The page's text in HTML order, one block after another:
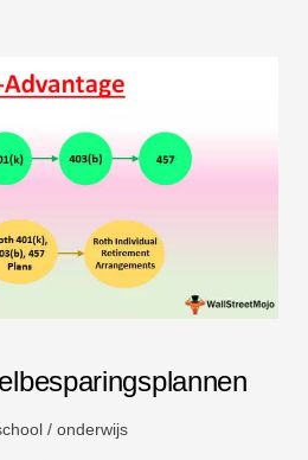
/ onderwijs